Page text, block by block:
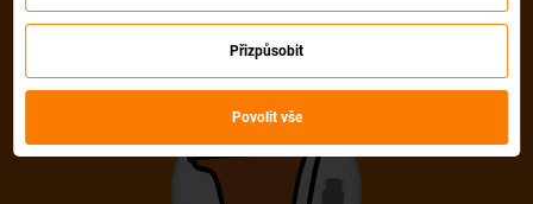
Vybrat jinou akční letenku
Přizpůsobit
Povolit vše